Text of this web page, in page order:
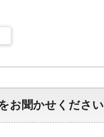
お聞かせください